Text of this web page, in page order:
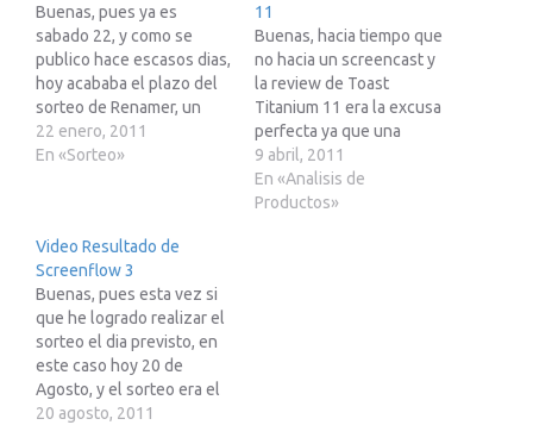
Buenas, pues ya es
sabado 22, y como se
publico hace escasos dias,
hoy acababa el plazo del
sorteo de Renamer, un
excelente software para
renombrar archivos y
felicidades al ganador.
[youtube
clip_id="IYiJmNPCB0s"]
saludos
22 enero, 2011
En «Sorteo»
11
Buenas, hacia tiempo que
no hacia un screencast y
la review de Toast
Titanium 11 era la excusa
perfecta ya que una
review escrita hubiera
quedado demasiado larga,
o bien demasiado escueta
9 abril, 2011
En «Analisis de
Productos»
Video Resultado de
Screenflow 3
Buenas, pues esta vez si
que he logrado realizar el
sorteo el dia previsto, en
este caso hoy 20 de
Agosto, y el sorteo era el
de una licencia de
20 agosto, 2011